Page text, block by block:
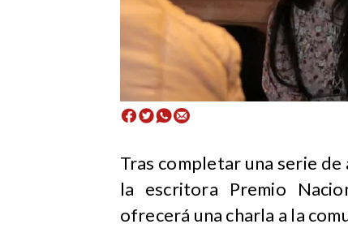
Tras completar una serie
la escritora Premio
ofrecerá una charla a la